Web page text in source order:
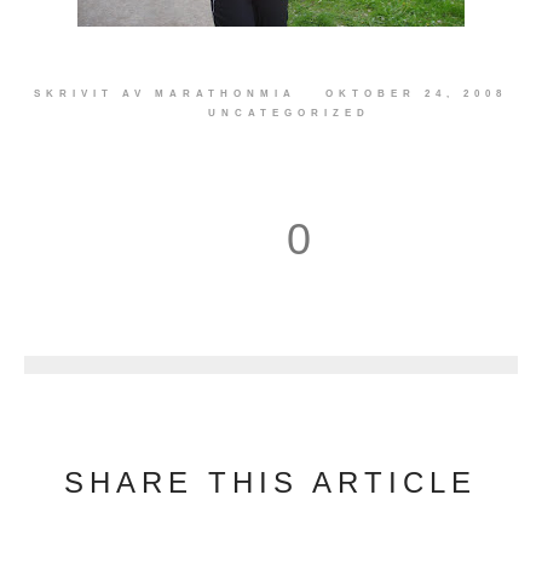
SKRIVIT AV MARATHONMIA
OKTOBER 24, 2008
UNCATEGORIZED
0
SHARE THIS ARTICLE